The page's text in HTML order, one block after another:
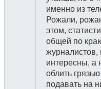
именно из
Рожали,
этом,
общей по
интересны, а
облить
подавать на